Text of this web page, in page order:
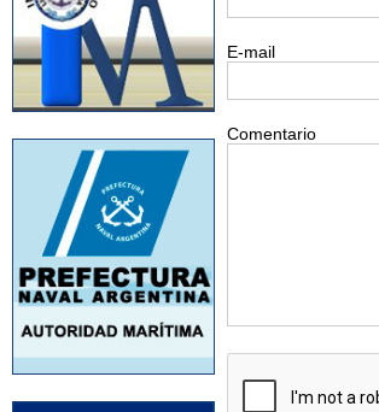
E-mail
Comentario